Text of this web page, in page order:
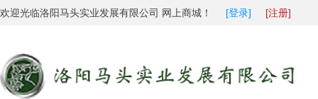
欢迎光临洛阳马头实业发展有限公司 网上商城！ [登录] [注册]